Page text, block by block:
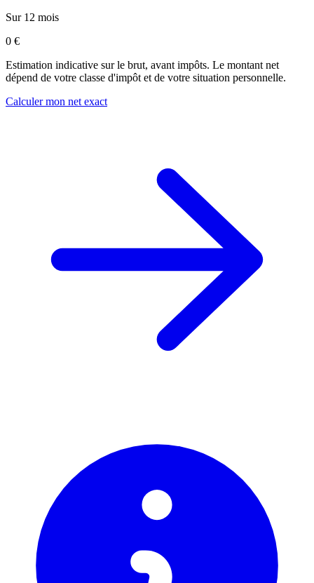
Sur 12 mois
0 €
Estimation indicative sur le brut, avant impôts. Le montant net
dépend de votre classe d'impôt et de votre situation personnelle.
Calculer mon net exact